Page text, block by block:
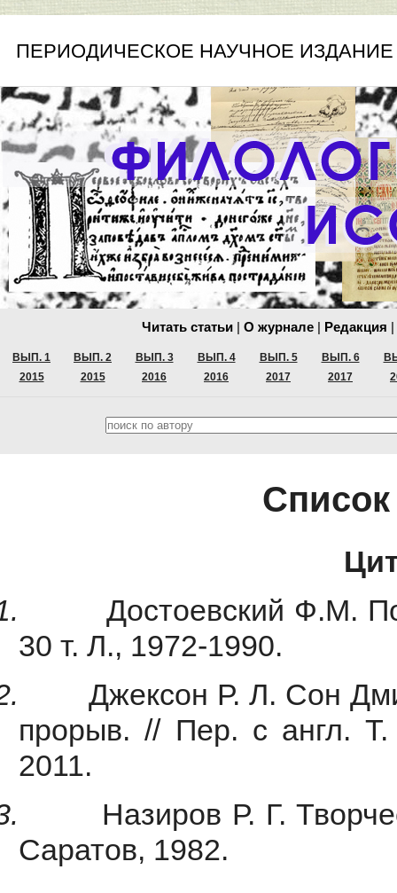
ПЕРИОДИЧЕСКОЕ НАУЧНОЕ ИЗДАНИЕ
Читать статьи | О журнале | Редакция |
ВЫП. 1
2015
ВЫП. 2
2015
ВЫП. 3
2016
ВЫП. 4
2016
ВЫП. 5
2017
ВЫП. 6
2017
Достоевский Ф.М.
30 т. Л., 1972-1990.
Джексон Р. Л. Сон
прорыв. // Пер. с англ.
2011.
Назиров Р. Г.
Саратов, 1982.